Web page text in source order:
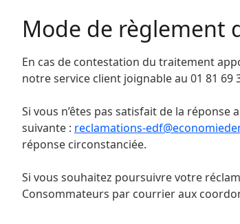
Mode de règlement
En cas de contestation du traitement
notre service client joignable au 01 81
Si vous n’êtes pas satisfait de la
suivante : reclamations-
réponse circonstanciée.
Si vous souhaitez poursuivre votre
Consommateurs par courrier aux